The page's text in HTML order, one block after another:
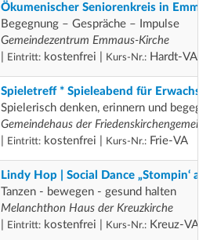
Ökumenischer Seniorenkreis in
Begegnung – Gespräche – Impulse
Gemeindezentrum Emmaus-Kirche
Eintritt: kostenfrei | Kurs-Nr.: Hardt-VA
Spieletreff * Spieleabend für
Spielerisch denken, erinnern und
Gemeindehaus der
Eintritt: kostenfrei | Kurs-Nr.: Frie-VA
Lindy Hop | Social Dance „Stompin‘ at
Tanzen - bewegen - gesund halten
Melanchthon Haus der Kreuzkirche
Eintritt: kostenfrei | Kurs-Nr.: Kreuz-VA